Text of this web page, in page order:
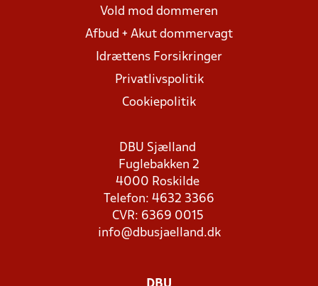
Vold mod dommeren
Afbud + Akut dommervagt
Idrættens Forsikringer
Privatlivspolitik
Cookiepolitik
DBU Sjælland
Fuglebakken 2
4000 Roskilde
Telefon: 4632 3366
CVR: 6369 0015
info@dbusjaelland.dk